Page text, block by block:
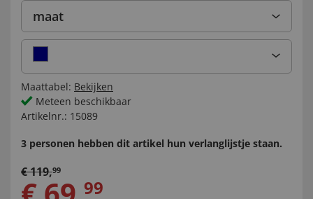
maat
Maattabel: Bekijken
Meteen beschikbaar
Artikelnr.: 15089
3 personen hebben dit artikel hun verlanglijstje staan.
€119,99
99